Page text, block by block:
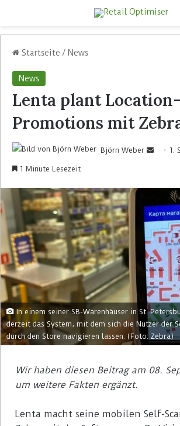
Startseite / News
News
Lenta plant
Promotions mit
Björn Weber 1.
1 Minute Lesezeit
In einem seiner SB-Warenhäuser in St.
derzeit das System, mit dem sich die Nutzer der
durch den Store navigieren lassen. (Foto: Zebra)
Wir haben diesen Beitrag am 08.
um weitere Fakten ergänzt.
Lenta macht seine mobilen Self-